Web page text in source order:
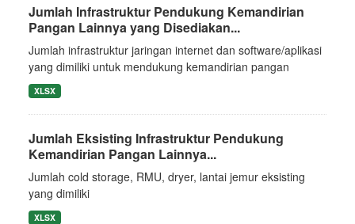
Jumlah Infrastruktur Pendukung Kemandirian
Pangan Lainnya yang Disediakan...
Jumlah infrastruktur jaringan internet dan software/aplikasi
yang dimiliki untuk mendukung kemandirian pangan
XLSX
Jumlah Eksisting Infrastruktur Pendukung
Kemandirian Pangan Lainnya...
Jumlah cold storage, RMU, dryer, lantai jemur eksisting
yang dimiliki
XLSX